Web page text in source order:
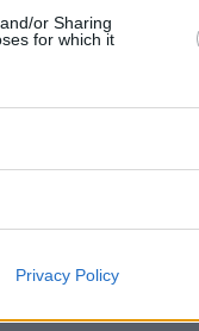
or Sharing
for which it
Privacy Policy
στην
Άμυνας Pete
Ιράν έχει
Dan
το Ιράν και
ημέρες.